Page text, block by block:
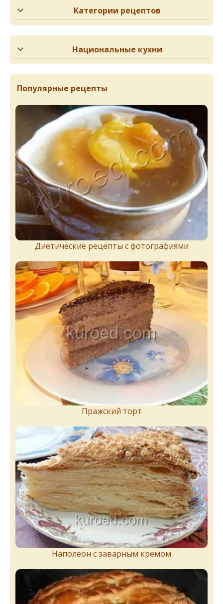
Категории рецептов
Национальные кухни
Популярные рецепты
Диетические рецепты с фотографиями
Пражский торт
Наполеон с заварным кремом